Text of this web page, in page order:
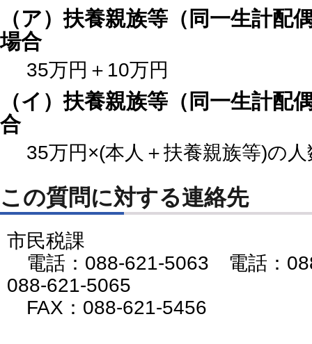
（ア）扶養親族等（同一生計配
場合
35万円＋10万円
（イ）扶養親族等（同一生計配
合
35万円×(本人＋扶養親族等)の
この質問に対する連絡先
市民税課
電話：088-621-5063 電話：
088-621-5065
FAX：088-621-5456